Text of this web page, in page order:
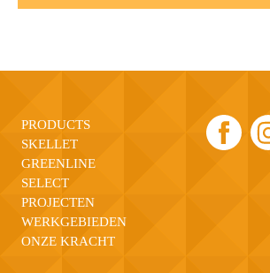
PRODUCTS
SKELLET
GREENLINE
SELECT
PROJECTEN
WERKGEBIEDEN
ONZE KRACHT